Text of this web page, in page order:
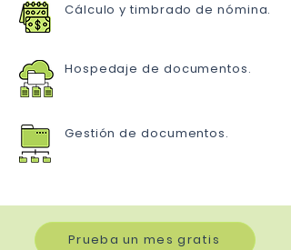
Cálculo y timbrado de nómina.
Hospedaje de documentos.
Gestión de documentos.
Prueba un mes gratis